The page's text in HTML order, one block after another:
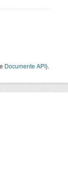
Documente API).